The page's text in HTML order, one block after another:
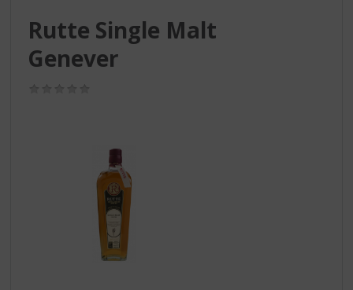
Rutte Single Malt
Genever